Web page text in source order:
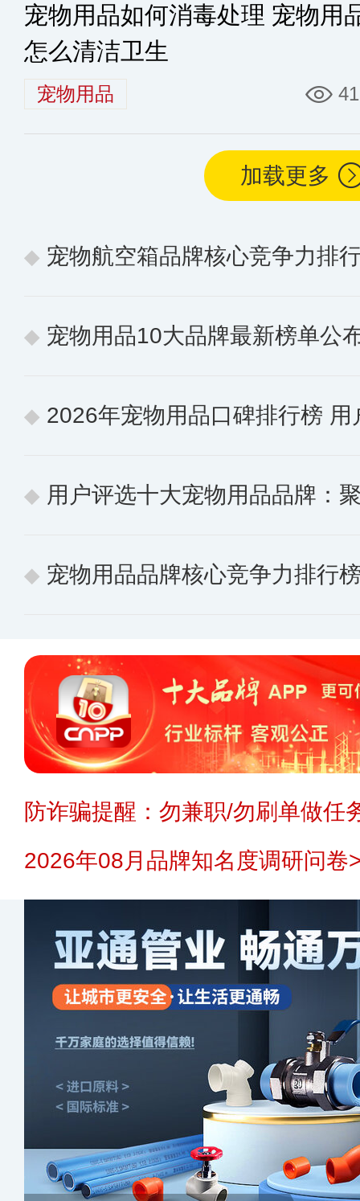
宠物用品如何消毒处理 宠物用
怎么清洁卫生
宠物用品
加载更多
宠物航空箱品牌核心竞争力排行榜 10个
宠物用品10大品牌最新榜单公布
2026年宠物用品口碑排行榜 用户认
用户评选十大宠物用品品牌：聚焦
宠物用品品牌核心竞争力排行榜 10个
防诈骗提醒：勿兼职/勿刷单做任
2026年08月品牌知名度调研问卷